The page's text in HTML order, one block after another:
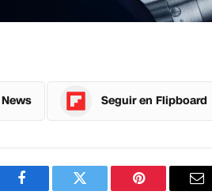
Seguir en Flipboard
FacebookTwitter Pinterest